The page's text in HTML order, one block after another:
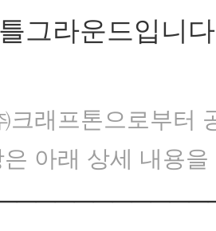
그라운드입니
크래프톤으로부터
아래 상세 내용